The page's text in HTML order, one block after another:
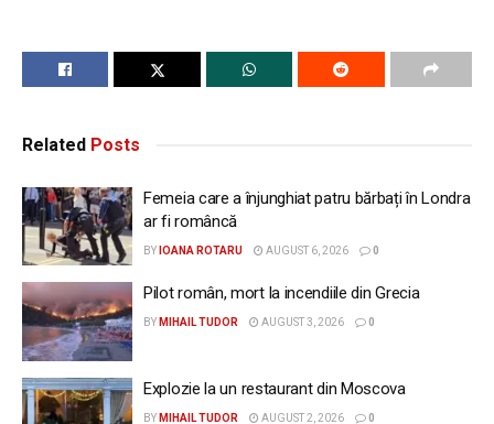
Related Posts
Femeia care a înjunghiat patru bărbați în Londra
ar fi româncă
BY IOANA ROTARU AUGUST 6, 2026 0
Pilot român, mort la incendiile din Grecia
BY MIHAIL TUDOR AUGUST 3, 2026 0
Explozie la un restaurant din Moscova
BY MIHAIL TUDOR AUGUST 2, 2026 0